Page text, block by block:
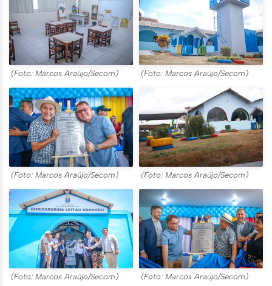
(Foto: Marcos Araújo/Secom) (Foto: Marcos Araújo/Secom)
(Foto: Marcos Araújo/Secom) (Foto: Marcos Araújo/Secom)
(Foto: Marcos Araújo/Secom) (Foto: Marcos Araújo/Secom)